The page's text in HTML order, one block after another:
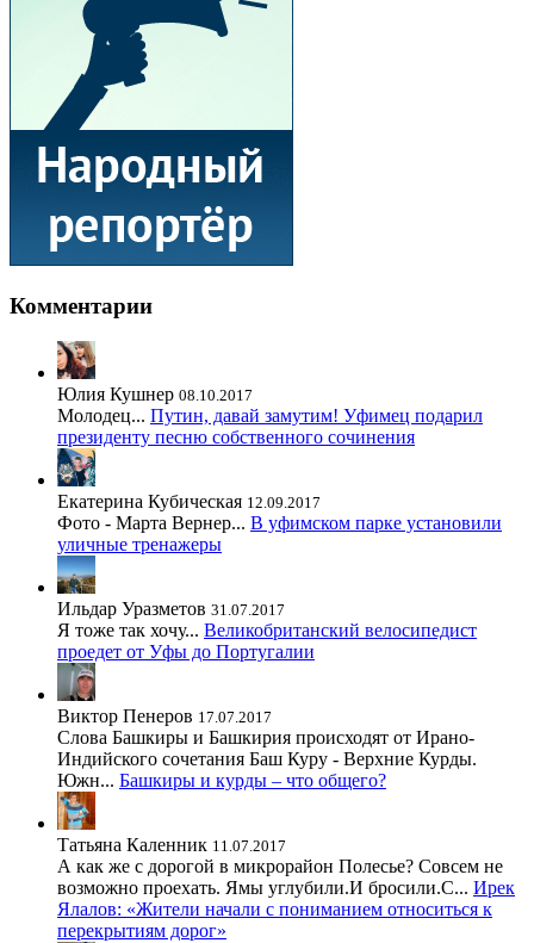
Комментарии
Юлия Кушнер 08.10.2017
Молодец... Путин, давай замутим! Уфимец подарил
президенту песню собственного сочинения
Екатерина Кубическая 12.09.2017
Фото - Марта Вернер... В уфимском парке установили
уличные тренажеры
Ильдар Уразметов 31.07.2017
Я тоже так хочу... Великобританский велосипедист
проедет от Уфы до Португалии
Виктор Пенеров 17.07.2017
Слова Башкиры и Башкирия происходят от Ирано-
Индийского сочетания Баш Куру - Верхние Курды.
Южн... Башкиры и курды – что общего?
Татьяна Каленник 11.07.2017
А как же с дорогой в микрорайон Полесье? Совсем не
возможно проехать. Ямы углубили.И бросили.С... Ирек
Ялалов: «Жители начали с пониманием относиться к
перекрытиям дорог»